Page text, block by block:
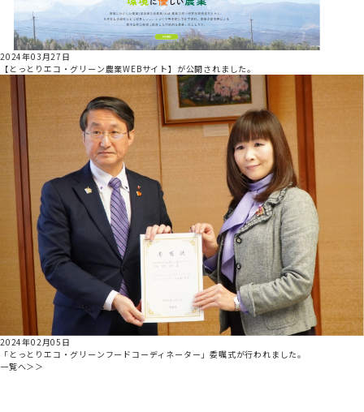
2024年03月27日
【とっとりエコ・グリーン農業WEBサイト】が公開されました。
2024年02月05日
「とっとりエコ・グリーンフードコーディネーター」委嘱式が行われました。
一覧へ＞＞